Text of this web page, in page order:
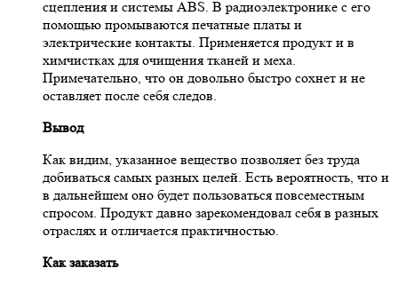
сцепления и системы ABS. В радиоэлектронике с его
помощью промываются печатные платы и
электрические контакты. Применяется продукт и в
химчистках для очищения тканей и меха.
Примечательно, что он довольно быстро сохнет и не
оставляет после себя следов.
Вывод
Как видим, указанное вещество позволяет без труда
добиваться самых разных целей. Есть вероятность, что и
в дальнейшем оно будет пользоваться повсеместным
спросом. Продукт давно зарекомендовал себя в разных
отраслях и отличается практичностью.
Как заказать